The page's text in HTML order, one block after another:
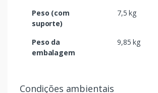
Peso (com
suporte)
7,5 kg
Peso da
embalagem
9,85 kg
Condições ambientais